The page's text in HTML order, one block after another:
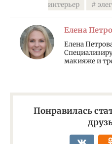
интерьер
Елена
Елена
макияже и
Понравилась